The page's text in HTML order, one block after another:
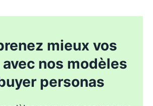
mieux vos
nos modèles
personas